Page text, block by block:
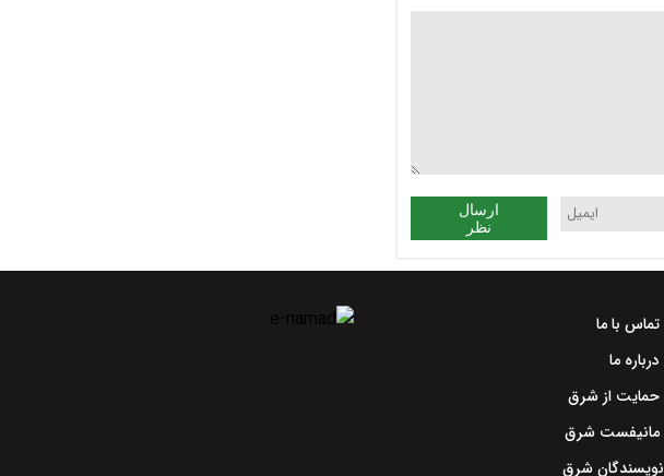
ارسال
نظر
تماس با ما
درباره ما
حمایت از شرق
مانیفست شرق
نویسندگان شرق